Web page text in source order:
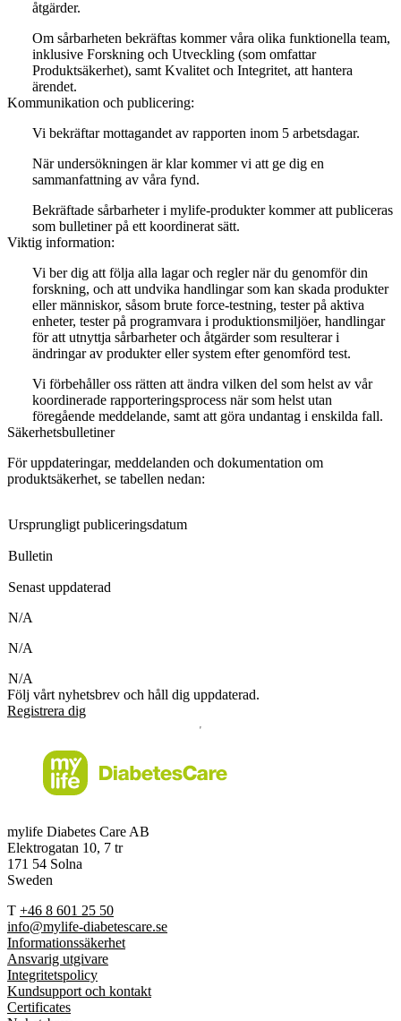
åtgärder.
Om sårbarheten bekräftas kommer våra olika funktionella team,
inklusive Forskning och Utveckling (som omfattar
Produktsäkerhet), samt Kvalitet och Integritet, att hantera
ärendet.
Kommunikation och publicering:
Vi bekräftar mottagandet av rapporten inom 5 arbetsdagar.
När undersökningen är klar kommer vi att ge dig en
sammanfattning av våra fynd.
Bekräftade sårbarheter i mylife-produkter kommer att publiceras
som bulletiner på ett koordinerat sätt.
Viktig information:
Vi ber dig att följa alla lagar och regler när du genomför din
forskning, och att undvika handlingar som kan skada produkter
eller människor, såsom brute force-testning, tester på aktiva
enheter, tester på programvara i produktionsmiljöer, handlingar
för att utnyttja sårbarheter och åtgärder som resulterar i
ändringar av produkter eller system efter genomförd test.
Vi förbehåller oss rätten att ändra vilken del som helst av vår
koordinerade rapporteringsprocess när som helst utan
föregående meddelande, samt att göra undantag i enskilda fall.
Säkerhetsbulletiner
För uppdateringar, meddelanden och dokumentation om
produktsäkerhet, se tabellen nedan:
Ursprungligt publiceringsdatum
Bulletin
Senast uppdaterad
N/A
N/A
N/A
Följ vårt nyhetsbrev och håll dig uppdaterad.
Registrera dig
mylife Diabetes Care AB
Elektrogatan 10, 7 tr
171 54 Solna
Sweden
T +46 8 601 25 50
info@mylife-diabetescare.se
Informationssäkerhet
Ansvarig utgivare
Integritetspolicy
Kundsupport och kontakt
Certificates